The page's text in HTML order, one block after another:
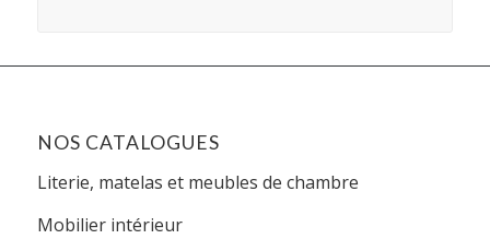
NOS CATALOGUES
Literie, matelas et meubles de chambre
Mobilier intérieur